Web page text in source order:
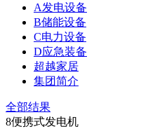
A发电设备
B储能设备
C电力设备
D应急装备
超越家居
集团简介
全部结果
8便携式发电机